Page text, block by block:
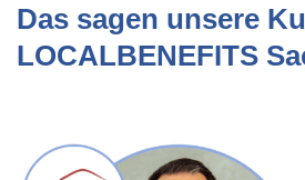
Das sagen unsere
LOCALBENEFITS